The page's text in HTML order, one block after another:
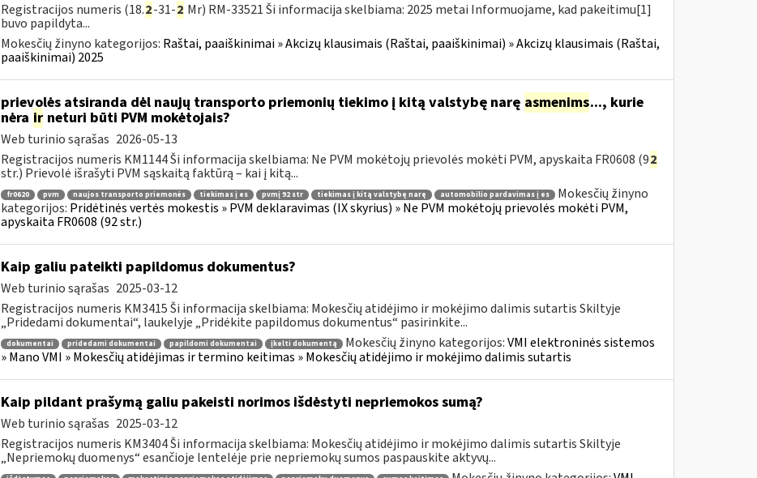
Registracijos numeris (18.2-31-2 Mr) RM-33521 Ši informacija skelbiama: 2025 metai Informuojame, kad pakeitimu[1]
buvo papildyta...
Mokesčių žinyno kategorijos: Raštai, paaiškinimai » Akcizų klausimais (Raštai, paaiškinimai) » Akcizų klausimais (Raštai,
paaiškinimai) 2025
prievolės atsiranda dėl naujų transporto priemonių tiekimo į kitą valstybę narę asmenims..., kurie
nėra irneturi būti PVM mokėtojais?
Web turinio sąrašas 2026-05-13
Registracijos numeris KM1144 Ši informacija skelbiama: Ne PVM mokėtojų prievolės mokėti PVM, apyskaita FR0608 (92
str.) Prievolė išrašyti PVM sąskaitą faktūrą – kai į kitą...
fr0620 pvm naujos transporto priemonės tiekimas į es pvmį 92 str tiekimas į kitą valstybę narę automobilio pardavimas į es
Mokesčių žinyno
kategorijos: Pridėtinės vertės mokestis » PVM deklaravimas (IX skyrius) » Ne PVM mokėtojų prievolės mokėti PVM,
apyskaita FR0608 (92 str.)
Kaip galiu pateikti papildomus dokumentus?
Web turinio sąrašas 2025-03-12
Registracijos numeris KM3415 Ši informacija skelbiama: Mokesčių atidėjimo ir mokėjimo dalimis sutartis Skiltyje
„Pridedami dokumentai“, laukelyje „Pridėkite papildomus dokumentus“ pasirinkite...
dokumentai pridedami dokumentai papildomi dokumentai įkelti dokumentą Mokesčių žinyno kategorijos:VMI elektroninės sistemos
» Mano VMI » Mokesčių atidėjimas ir termino keitimas » Mokesčių atidėjimo ir mokėjimo dalimis sutartis
Kaip pildant prašymą galiu pakeisti norimos išdėstyti nepriemokos sumą?
Web turinio sąrašas 2025-03-12
Registracijos numeris KM3404 Ši informacija skelbiama: Mokesčių atidėjimo ir mokėjimo dalimis sutartis Skiltyje
„Nepriemokų duomenys“ esančioje lentelėje prie nepriemokų sumos paspauskite aktyvų...